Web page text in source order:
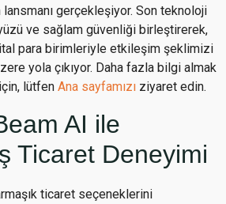
lansmanı gerçekleşiyor. Son teknoloji
ve sağlam güvenliği birleştirerek,
para birimleriyle etkileşim şeklimizi
yola çıkıyor. Daha fazla bilgi almak
lütfen Ana sayfamızı ziyaret edin.
AI ile
Ticaret Deneyimi
ticaret seçeneklerini